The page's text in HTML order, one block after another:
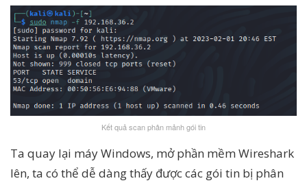
Kết quả scan phân mảnh gói tin
Ta quay lại máy Windows, mở phần mềm Wireshark
lên, ta có thể dễ dàng thấy được các gói tin bị phân